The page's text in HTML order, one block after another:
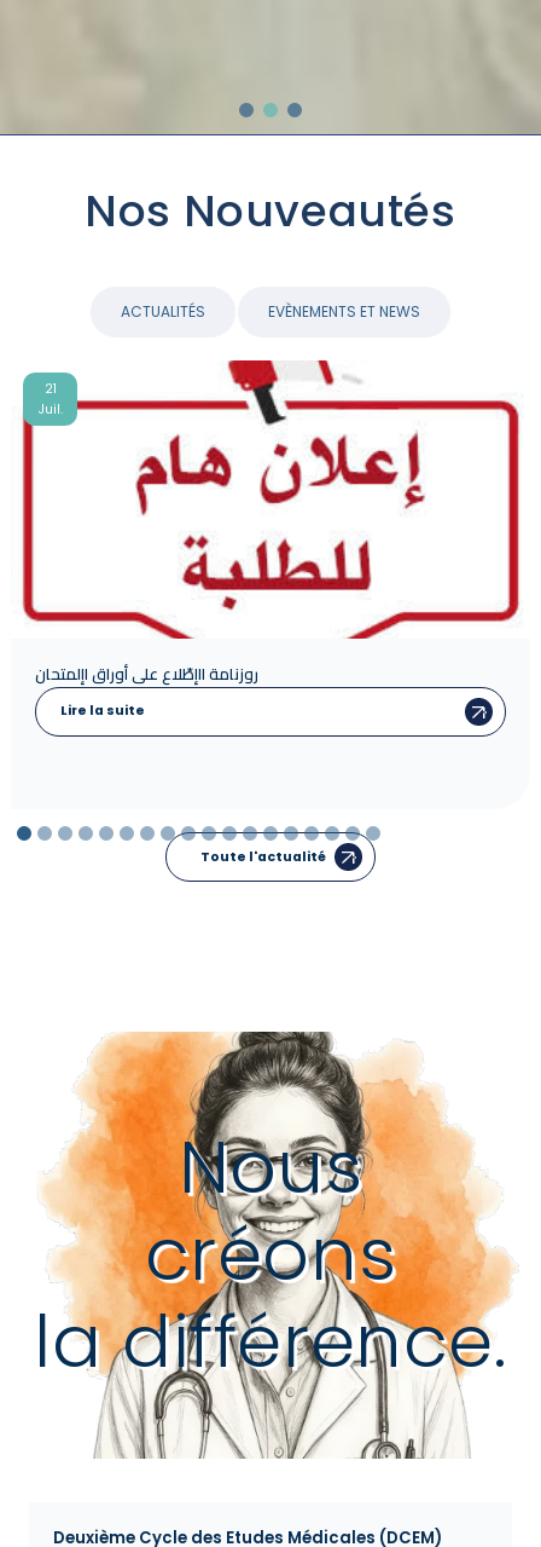
Nos Nouveautés
ACTUALITÉS EVÈNEMENTS ET NEWS
07
Juil.
Examen Clinique en Equivalence
Lire la suite
Toute l'actualité
Nous
créons
la différence.
Deuxième Cycle des Etudes Médicales (DCEM)